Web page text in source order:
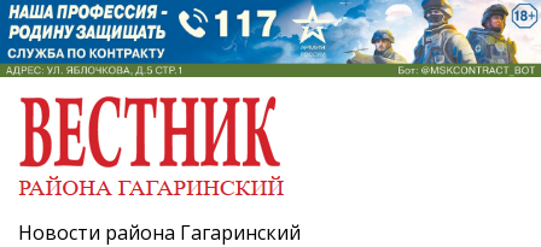
Новости района Гагаринский